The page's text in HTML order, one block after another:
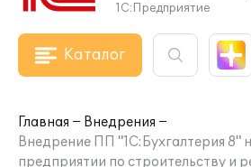
1С:Предприятие
Каталог
Главная
Внедрения
Внедрение ПП "1С:Бухгалтерия 8"
предприятии по строительству и